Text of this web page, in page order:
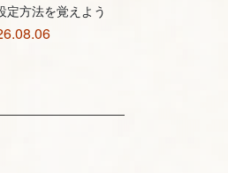
定方法を覚えよう